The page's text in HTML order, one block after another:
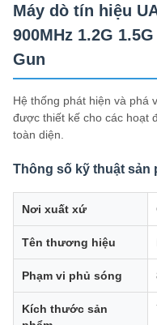
Máy dò tín hiệu
900MHz 1.2G
Gun
Hệ thống phát hiện và phá
được thiết kế cho các hoạt
toàn diện.
Thông số kỹ thuật sản
Nơi xuất xứ
Tên thương hiệu
Phạm vi phủ sóng
Kích thước sản